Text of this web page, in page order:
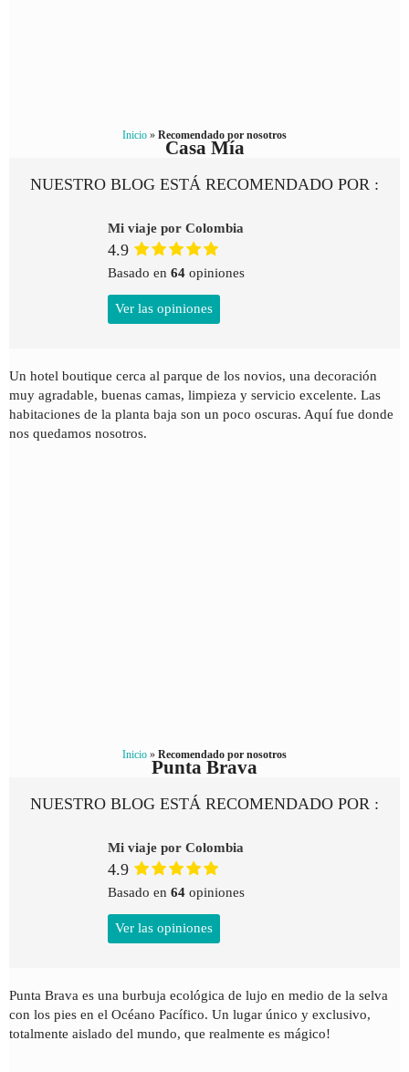
Inicio » Recomendado por nosotros
Casa Mía
NUESTRO BLOG ESTÁ RECOMENDADO POR :
Mi viaje por Colombia
4.9
Basado en 64 opiniones
Ver las opiniones
Un hotel boutique cerca al parque de los novios, una decoración
muy agradable, buenas camas, limpieza y servicio excelente. Las
habitaciones de la planta baja son un poco oscuras. Aquí fue donde
nos quedamos nosotros.
Inicio » Recomendado por nosotros
Punta Brava
NUESTRO BLOG ESTÁ RECOMENDADO POR :
Mi viaje por Colombia
4.9
Basado en 64 opiniones
Ver las opiniones
Punta Brava es una burbuja ecológica de lujo en medio de la selva
con los pies en el Océano Pacífico. Un lugar único y exclusivo,
totalmente aislado del mundo, que realmente es mágico!